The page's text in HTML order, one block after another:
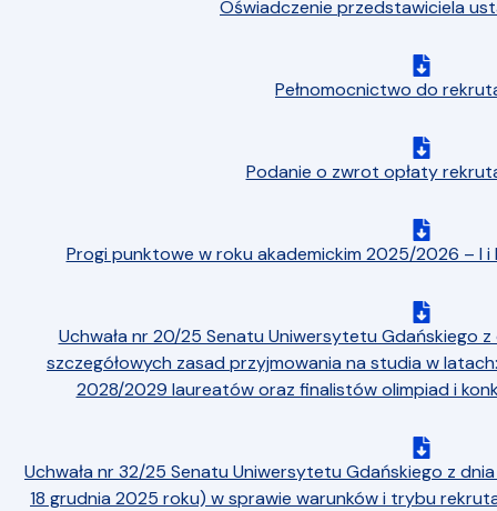
Oświadczenie przedstawiciela
Pełnomocnictwo do
Podanie o zwrot opłaty
Progi punktowe w roku akademickim 2025/2026 – I
Uchwała nr 20/25 Senatu Uniwersytetu Gdańskiego
szczegółowych zasad przyjmowania na studia w
2028/2029 laureatów oraz finalistów olimpiad i
Uchwała nr 32/25 Senatu Uniwersytetu Gdańskiego z
18 grudnia 2025 roku) w sprawie warunków i trybu